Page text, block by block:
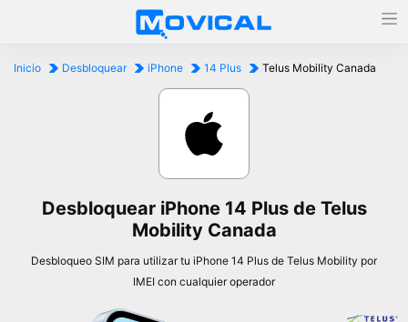
Inicio Desbloquear iPhone 14 Plus Telus Mobility Canada
Desbloquear iPhone 14 Plus de Telus
Mobility Canada
Desbloqueo SIM para utilizar tu iPhone 14 Plus de Telus Mobility por
IMEI con cualquier operador